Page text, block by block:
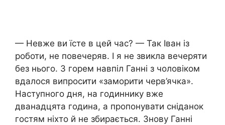
— Невже ви їсте в цей час? — Так Іван із
роботи, не повечеряв. І я не звикла вечеряти
без нього. З горем навпіл Ганні з чоловіком
вдалося випросити «заморити черв’ячка».
Наступного дня, на годиннику вже
дванадцята година, а пропонувати сніданок
гостям ніхто й не збирається. Знову Ганні